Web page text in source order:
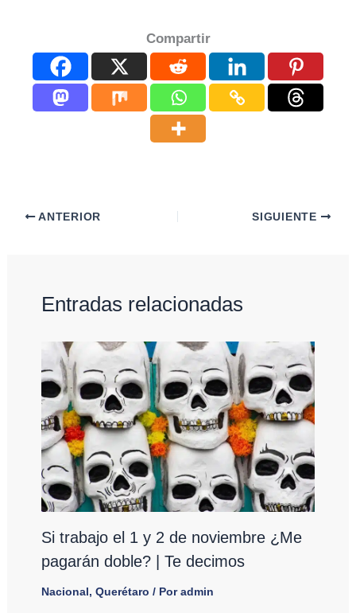
Compartir
ANTERIOR SIGUIENTE
Entradas relacionadas
Si trabajo el 1 y 2 de noviembre ¿Me
pagarán doble? | Te decimos
Nacional, Querétaro / Poradmin